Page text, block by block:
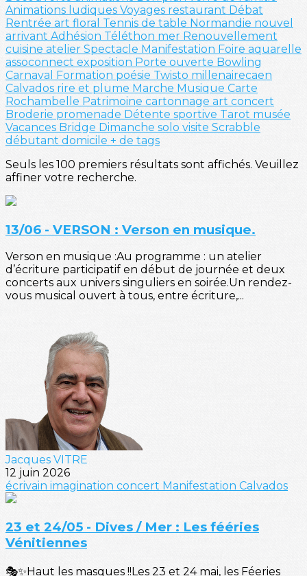
Animations ludiques Voyages restaurant Débat
Rentrée art floral Tennis de table Normandie nouvel
arrivant Adhésion Téléthon mer Renouvellement
cuisine atelier Spectacle Manifestation Foire aquarelle
assoconnect exposition Porte ouverte Bowling
Carnaval Formation poésie Twisto millenairecaen
Calvados rire et plume Marche Musique Carte
Rochambelle Patrimoine cartonnage art concert
Broderie promenade Détente sportive Tarot musée
Vacances Bridge Dimanche solo visite Scrabble
débutant domicile + de tags
Seuls les 100 premiers résultats sont affichés. Veuillez
affiner votre recherche.
13/06 - VERSON : Verson en musique.
Verson en musique :Au programme : un atelier
d’écriture participatif en début de journée et deux
concerts aux univers singuliers en soirée.Un rendez-
vous musical ouvert à tous, entre écriture,...
Jacques VITRE
12 juin 2026
écrivain imagination concert Manifestation Calvados
23 et 24/05 - Dives / Mer : Les fééries
Vénitiennes
🎭✨Haut les masques !!Les 23 et 24 mai, les Féeries